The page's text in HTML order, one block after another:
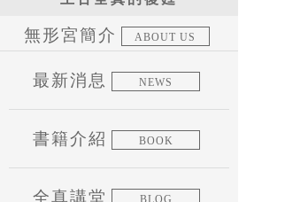
無形宮簡介 ABOUT US
最新消息 NEWS
書籍介紹 BOOK
全真講堂 BLOG